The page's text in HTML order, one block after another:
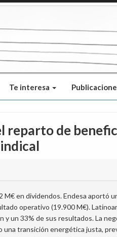
Te interesa
reparto de
M€ en dividendos. Endesa aportó
operativo (19.900 M€).
y un 33% de sus resultados. La
una transición energética justa,